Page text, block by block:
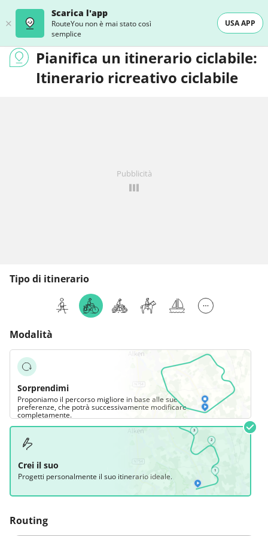
Scarica l'app
RouteYou non è mai stato così
semplice
USA APP
Pianifica un itinerario ciclabile:
Itinerario ricreativo ciclabile
Pubblicità
Tipo di itinerario
Modalità
Sorprendimi
Proponiamo il percorso migliore in base alle sue
preferenze, che potrà successivamente modificare
completamente.
Crei il suo
Progetti personalmente il suo itinerario ideale.
Routing